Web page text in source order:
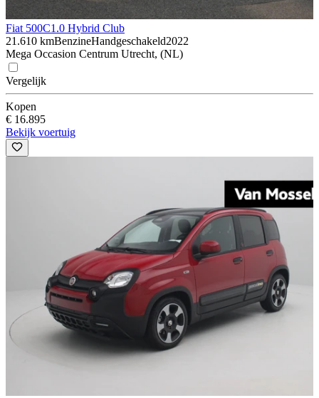
Fiat 500C1.0 Hybrid Club
21.610 kmBenzineHandgeschakeld2022
Mega Occasion Centrum Utrecht, (NL)
Vergelijk
Kopen
€ 16.895
Bekijk voertuig